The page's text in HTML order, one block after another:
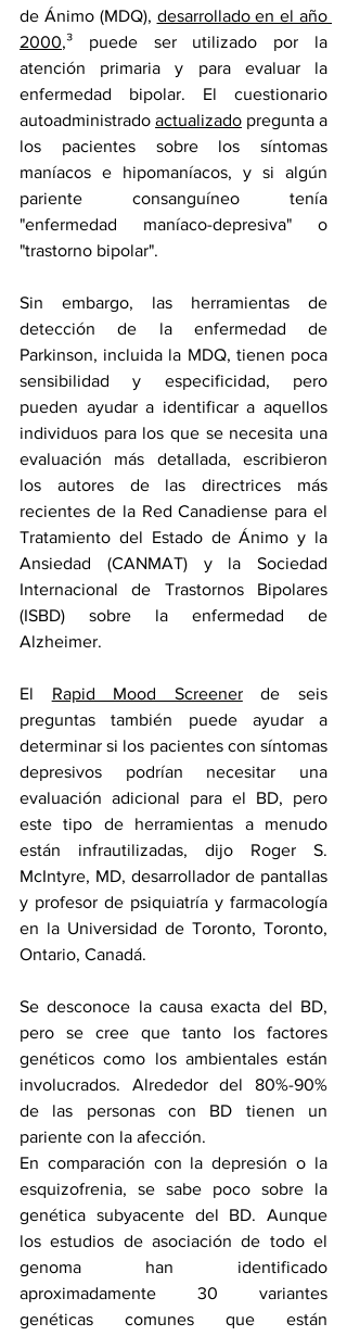
de Ánimo (MDQ), desarrollado en el año
2000,³ puede ser utilizado por la
atención primaria y para evaluar la
enfermedad bipolar. El cuestionario
autoadministrado actualizado pregunta a
los pacientes sobre los síntomas
maníacos e hipomaníacos, y si algún
pariente consanguíneo tenía
"enfermedad maníaco-depresiva" o
"trastorno bipolar".
Sin embargo, las herramientas de
detección de la enfermedad de
Parkinson, incluida la MDQ, tienen poca
sensibilidad y especificidad, pero
pueden ayudar a identificar a aquellos
individuos para los que se necesita una
evaluación más detallada, escribieron
los autores de las directrices más
recientes de la Red Canadiense para el
Tratamiento del Estado de Ánimo y la
Ansiedad (CANMAT) y la Sociedad
Internacional de Trastornos Bipolares
(ISBD) sobre la enfermedad de
Alzheimer.
El Rapid Mood Screener de seis
preguntas también puede ayudar a
determinar si los pacientes con síntomas
depresivos podrían necesitar una
evaluación adicional para el BD, pero
este tipo de herramientas a menudo
están infrautilizadas, dijo Roger S.
McIntyre, MD, desarrollador de pantallas
y profesor de psiquiatría y farmacología
en la Universidad de Toronto, Toronto,
Ontario, Canadá.
Se desconoce la causa exacta del BD,
pero se cree que tanto los factores
genéticos como los ambientales están
involucrados. Alrededor del 80%-90%
de las personas con BD tienen un
pariente con la afección.
En comparación con la depresión o la
esquizofrenia, se sabe poco sobre la
genética subyacente del BD. Aunque
los estudios de asociación de todo el
genoma han identificado
aproximadamente 30 variantes
genéticas comunes que están